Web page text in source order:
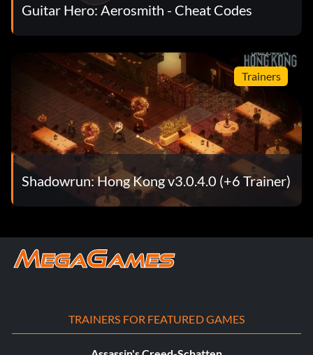
Guitar Hero: Aerosmith - Cheat Codes
Trainers
Shadowrun: Hong Kong v3.0.4.0 (+6 Trainer)
TRAINERS FOR FEATURED GAMES